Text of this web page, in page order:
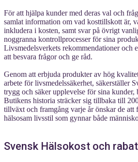
För att hjälpa kunder med deras val och
samlat information om vad kosttillskott är,
inkludera i kosten, samt svar på övrigt
noggranna kontrollprocesser för sina
Livsmedelsverkets rekommendationer och
att besvara frågor och ge råd.
Genom att erbjuda produkter av hög
arbete för livsmedelssäkerhet, säkerställer
trygg och säker upplevelse för sina kunder,
Butikens historia sträcker sig tillbaka till
tillväxt och framgång varje år önskar de att
hälsosam livsstil som gynnar både
Svensk Hälsokost och